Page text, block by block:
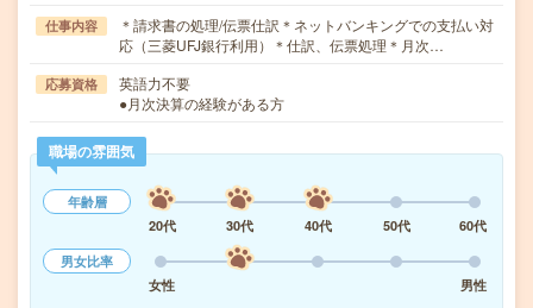
仕事内容
＊請求書の処理/伝票仕訳＊ネットバンキングでの支払い対
応（三菱UFJ銀行利用）＊仕訳、伝票処理＊月次…
応募資格
英語力不要
●月次決算の経験がある方
職場の雰囲気
年齢層
20代
30代 40代 50代
60代
男女比率
女性
男性